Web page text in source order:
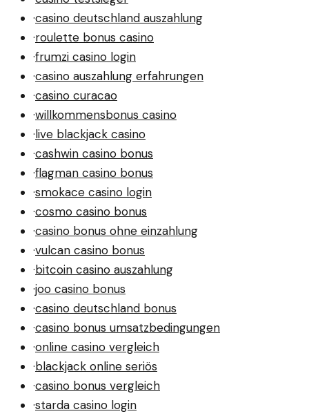
·casino deutschland auszahlung
·roulette bonus casino
·frumzi casino login
·casino auszahlung erfahrungen
·casino curacao
·willkommensbonus casino
·live blackjack casino
·cashwin casino bonus
·flagman casino bonus
·smokace casino login
·cosmo casino bonus
·casino bonus ohne einzahlung
·vulcan casino bonus
·bitcoin casino auszahlung
·joo casino bonus
·casino deutschland bonus
·casino bonus umsatzbedingungen
·online casino vergleich
·blackjack online seriös
·casino bonus vergleich
·starda casino login